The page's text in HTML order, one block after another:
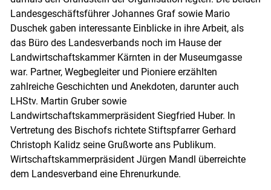
Landesgeschäftsführer Johannes Graf sowie Mario
Duschek gaben interessante Einblicke in ihre Arbeit, als
das Büro des Landesverbands noch im Hause der
Landwirtschaftskammer Kärnten in der Museumgasse
war. Partner, Wegbegleiter und Pioniere erzählten
zahlreiche Geschichten und Anekdoten, darunter auch
LHStv. Martin Gruber sowie
Landwirtschaftskammerpräsident Siegfried Huber. In
Vertretung des Bischofs richtete Stiftspfarrer Gerhard
Christoph Kalidz seine Grußworte ans Publikum.
Wirtschaftskammerpräsident Jürgen Mandl überreichte
dem Landesverband eine Ehrenurkunde.